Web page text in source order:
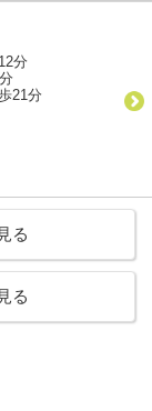
分
21分
る
る